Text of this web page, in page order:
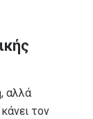
αλλά
τον